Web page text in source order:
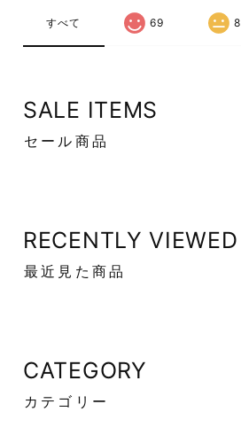
すべて 69 8
SALE ITEMS
セール商品
RECENTLY VIEWED
最近見た商品
CATEGORY
カテゴリー